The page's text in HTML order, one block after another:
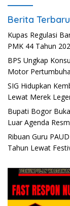
Berita Terbaru
Kupas Regulasi
PMK 44 Tahun
BPS Ungkap
Motor
SIG Hidupkan
Lewat Merek
Bupati Bogor
Luar Agenda
Ribuan Guru
Tahun Lewat